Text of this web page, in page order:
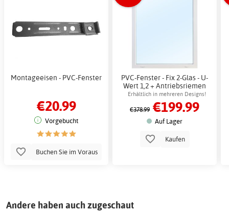
Montageeisen - PVC-Fenster
€20.99
Vorgebucht
Buchen Sie im Voraus
PVC-Fenster - Fix 2-Glas - U-
Wert 1,2 + Antriebsriemen
Erhältlich in mehreren Designs!
€378.99 €199.99
Auf Lager
Kaufen
Andere haben auch zugeschaut